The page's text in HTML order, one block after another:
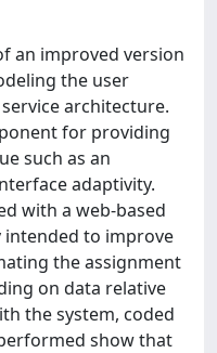
an improved version
the user
architecture.
for providing
such as an
adaptivity.
with a web-based
to improve
the assignment
on data relative
the system, coded
show that